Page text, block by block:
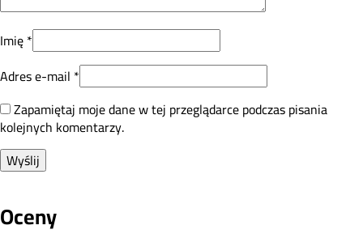
Imię*
Adres e-mail *
Zapamiętaj moje dane w tej przeglądarce podczas pisania
kolejnych komentarzy.
Oceny